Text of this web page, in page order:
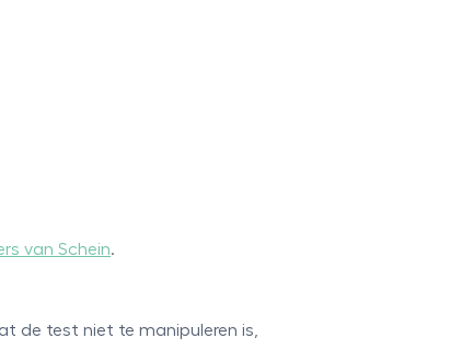
van Schein.
de test niet te manipuleren is,